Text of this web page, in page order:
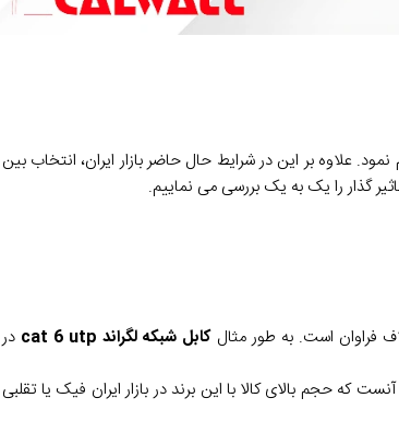
علاوه بر این در شرایط حال حاضر بازار ایران، انتخاب بین
گذار را یک به یک بررسی می نماییم.
فراوان است. به طور مثالکابل شبکه لگراند cat 6 utp
در
حجم بالای کالا با این برند در بازار ایران فیک یا تقلبی